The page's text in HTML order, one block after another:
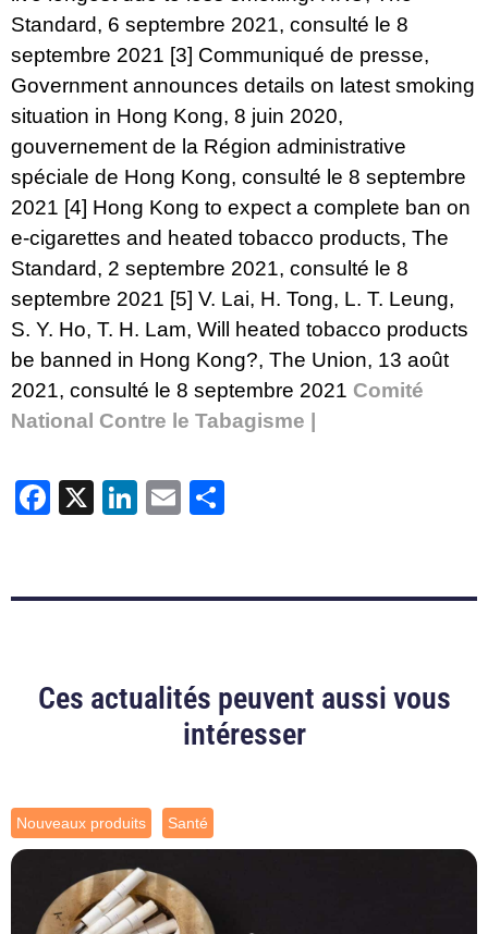
Standard, 6 septembre 2021, consulté le 8
septembre 2021 [3] Communiqué de presse,
Government announces details on latest smoking
situation in Hong Kong, 8 juin 2020,
gouvernement de la Région administrative
spéciale de Hong Kong, consulté le 8 septembre
2021 [4] Hong Kong to expect a complete ban on
e-cigarettes and heated tobacco products, The
Standard, 2 septembre 2021, consulté le 8
septembre 2021 [5] V. Lai, H. Tong, L. T. Leung,
S. Y. Ho, T. H. Lam, Will heated tobacco products
be banned in Hong Kong?, The Union, 13 août
2021, consulté le 8 septembre 2021 Comité
National Contre le Tabagisme |
Facebook
X LinkedIn
Email
Ces actualités peuvent aussi vous
intéresser
Nouveaux produits Santé